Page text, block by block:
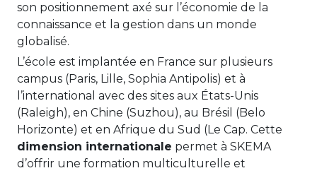
son positionnement axé sur l’économie de la
connaissance et la gestion dans un monde
globalisé.
L’école est implantée en France sur plusieurs
campus (Paris, Lille, Sophia Antipolis) et à
l’international avec des sites aux États-Unis
(Raleigh), en Chine (Suzhou), au Brésil (Belo
Horizonte) et en Afrique du Sud (Le Cap. Cette
dimension internationale permet à SKEMA
d’offrir une formation multiculturelle et